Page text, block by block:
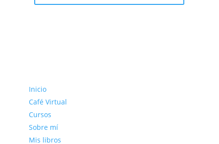
Inicio
Café Virtual
Cursos
Sobre mí
Mis libros